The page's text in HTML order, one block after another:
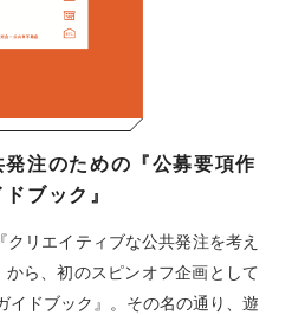
注のための『公募要項作
ブック』
リエイティブな公共発注を考え
ら、初のスピンオフ企画として
イドブック』。その名の通り、遊